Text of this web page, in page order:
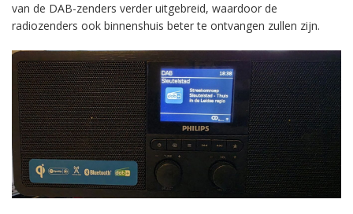
van de DAB-zenders verder uitgebreid, waardoor de
radiozenders ook binnenshuis beter te ontvangen zullen zijn.